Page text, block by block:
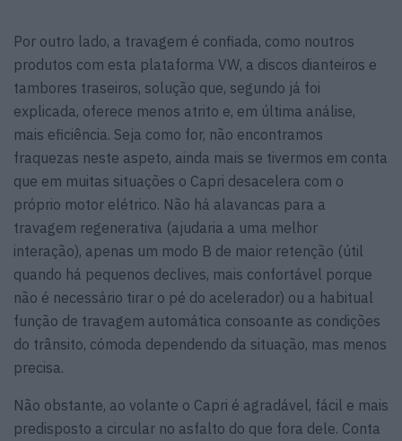
Por outro lado, a travagem é confiada, como noutros
produtos com esta plataforma VW, a discos dianteiros e
tambores traseiros, solução que, segundo já foi
explicada, oferece menos atrito e, em última análise,
mais eficiência. Seja como for, não encontramos
fraquezas neste aspeto, ainda mais se tivermos em conta
que em muitas situações o Capri desacelera com o
próprio motor elétrico. Não há alavancas para a
travagem regenerativa (ajudaria a uma melhor
interação), apenas um modo B de maior retenção (útil
quando há pequenos declives, mais confortável porque
não é necessário tirar o pé do acelerador) ou a habitual
função de travagem automática consoante as condições
do trânsito, cómoda dependendo da situação, mas menos
precisa.
Não obstante, ao volante o Capri é agradável, fácil e mais
predisposto a circular no asfalto do que fora dele. Conta